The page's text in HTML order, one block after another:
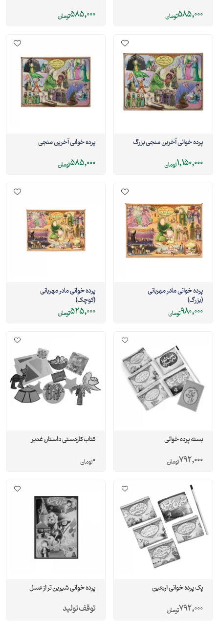
585,000تومان 585,000تومان
پرده خوانی آخرین منجی بزرگ
1,150,000تومان
پرده خوانی آخرین منجی
585,000تومان
پرده خوانی مادر مهربانی
(بزرگ)
980,000تومان
پرده خوانی مادر مهربانی
(کوچک)
525,000تومان
بسته پرده خوانی
792,000تومان
کتاب کاردستی داستان غدیر
0تومان
پک پرده خوانی اربعین
792,000تومان
پرده خوانی شیرین تر از عسل
توقف تولید